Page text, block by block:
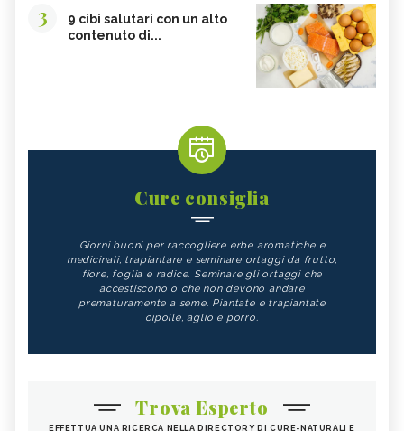
3
9 cibi salutari con un alto
contenuto di...
Cure consiglia
Giorni buoni per raccogliere erbe aromatiche e
medicinali, trapiantare e seminare ortaggi da frutto,
fiore, foglia e radice. Seminare gli ortaggi che
accestiscono o che non devono andare
prematuramente a seme. Piantate e trapiantate
cipolle, aglio e porro.
Trova Esperto
EFFETTUA UNA RICERCA NELLA DIRECTORY DI CURE-NATURALI E